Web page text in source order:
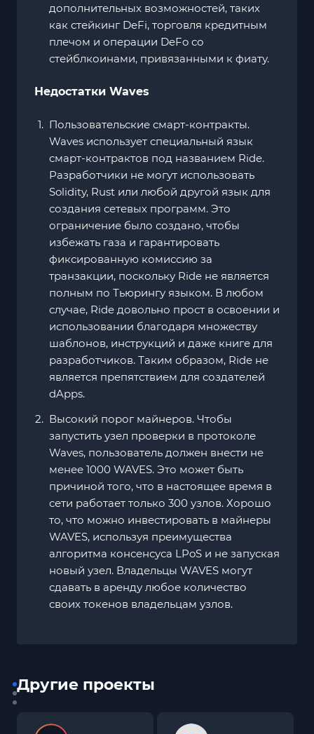
дополнительных возможностей, таких
как стейкинг DeFi, торговля кредитным
плечом и операции DeFo со
стейблкоинами, привязанными к фиату.
Недостатки Waves
Пользовательские смарт-контракты.
Waves использует специальный язык
смарт-контрактов под названием Ride.
Разработчики не могут использовать
Solidity, Rust или любой другой язык для
создания сетевых программ. Это
ограничение было создано, чтобы
избежать газа и гарантировать
фиксированную комиссию за
транзакции, поскольку Ride не является
полным по Тьюрингу языком. В любом
случае, Ride довольно прост в освоении и
использовании благодаря множеству
шаблонов, инструкций и даже книге для
разработчиков. Таким образом, Ride не
является препятствием для создателей
dApps.
Высокий порог майнеров. Чтобы
запустить узел проверки в протоколе
Waves, пользователь должен внести не
менее 1000 WAVES. Это может быть
причиной того, что в настоящее время в
сети работает только 300 узлов. Хорошо
то, что можно инвестировать в майнеры
WAVES, используя преимущества
алгоритма консенсуса LPoS и не запуская
новый узел. Владельцы WAVES могут
сдавать в аренду любое количество
своих токенов владельцам узлов.
Другие проекты